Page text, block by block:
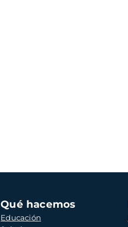
Qué hacemos
Educación